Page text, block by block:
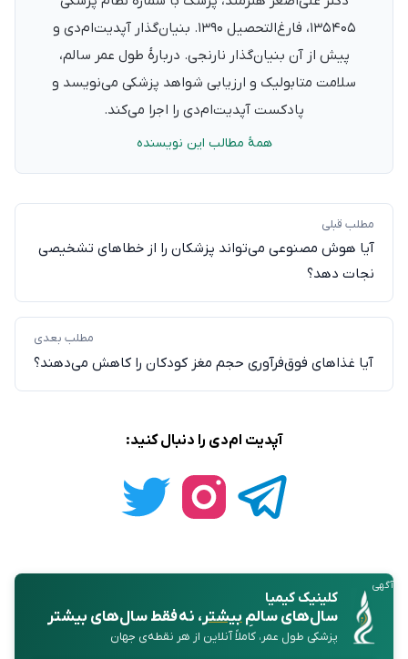
۱۳۵۴۰۵، فارغ‌التحصیل ۱۳۹۰. بنیان‌گذار آپدیت‌ام‌دی و
پیش از آن بنیان‌گذار نارنجی. دربارهٔ طول عمر سالم،
سلامت متابولیک و ارزیابی شواهد پزشکی می‌نویسد و
پادکست آپدیت‌ام‌دی را اجرا می‌کند.
همهٔ مطالب این نویسنده
مطلب قبلی
آیا هوش مصنوعی می‌تواند پزشکان را از خطاهای تشخیصی
نجات دهد؟
مطلب بعدی
آیا غذاهای فوق‌فرآوری‌ حجم مغز کودکان را کاهش می‌دهند؟
آپدیت ام‌دی را دنبال کنید:
آگهی
کلینیک کیمیا
سال‌های سالمِبیشتر، نه فقط سال‌های بیشتر
پزشکی طول عمر، کاملاً آنلاین از هر نقطه‌ی جهان